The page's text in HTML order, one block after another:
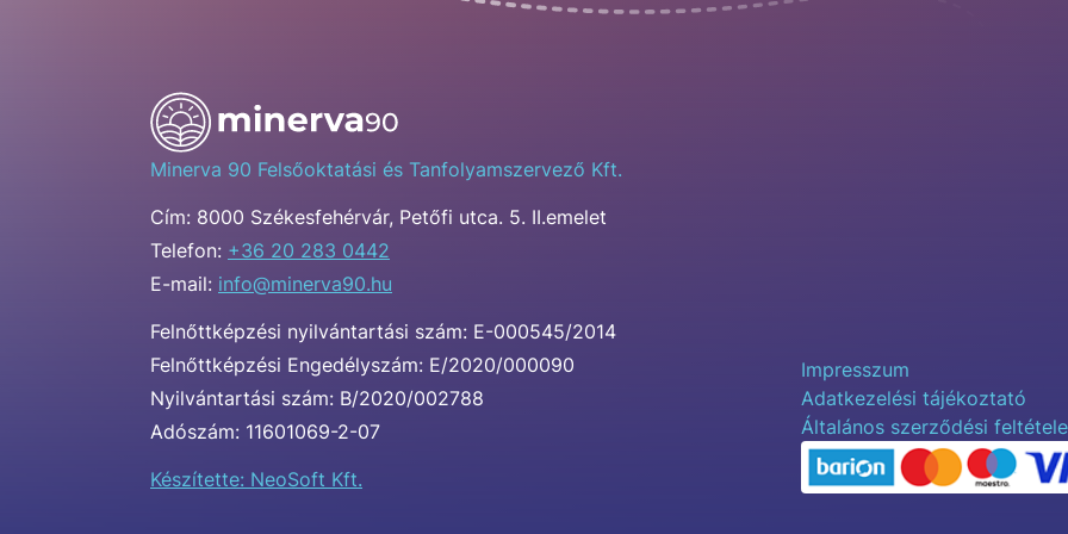
Minerva 90 Felsőoktatási és Tanfolyamszervező Kft.
Cím: 8000 Székesfehérvár, Petőfi utca. 5. II.emelet
Telefon: +36 20 283 0442
E-mail: info@minerva90.hu
Felnőttképzési nyilvántartási szám: E-000545/2014
Felnőttképzési Engedélyszám: E/2020/000090
Nyilvántartási szám: B/2020/002788
Adószám: 11601069-2-07
Készítette: NeoSoft Kft.
Impresszum
Adatkezelési tájékoztató
Általános szerződési